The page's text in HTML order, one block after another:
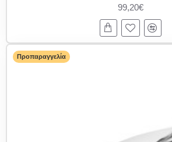
99,20€
Προπαραγγελία